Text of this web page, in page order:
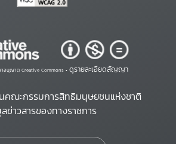
อนุญาต Creative Commons • ดูรายละเอียดสัญญา
คณะกรรมการสิทธิมนุษยชนแห่งชาติ
ข่าวสารของทางราชการ